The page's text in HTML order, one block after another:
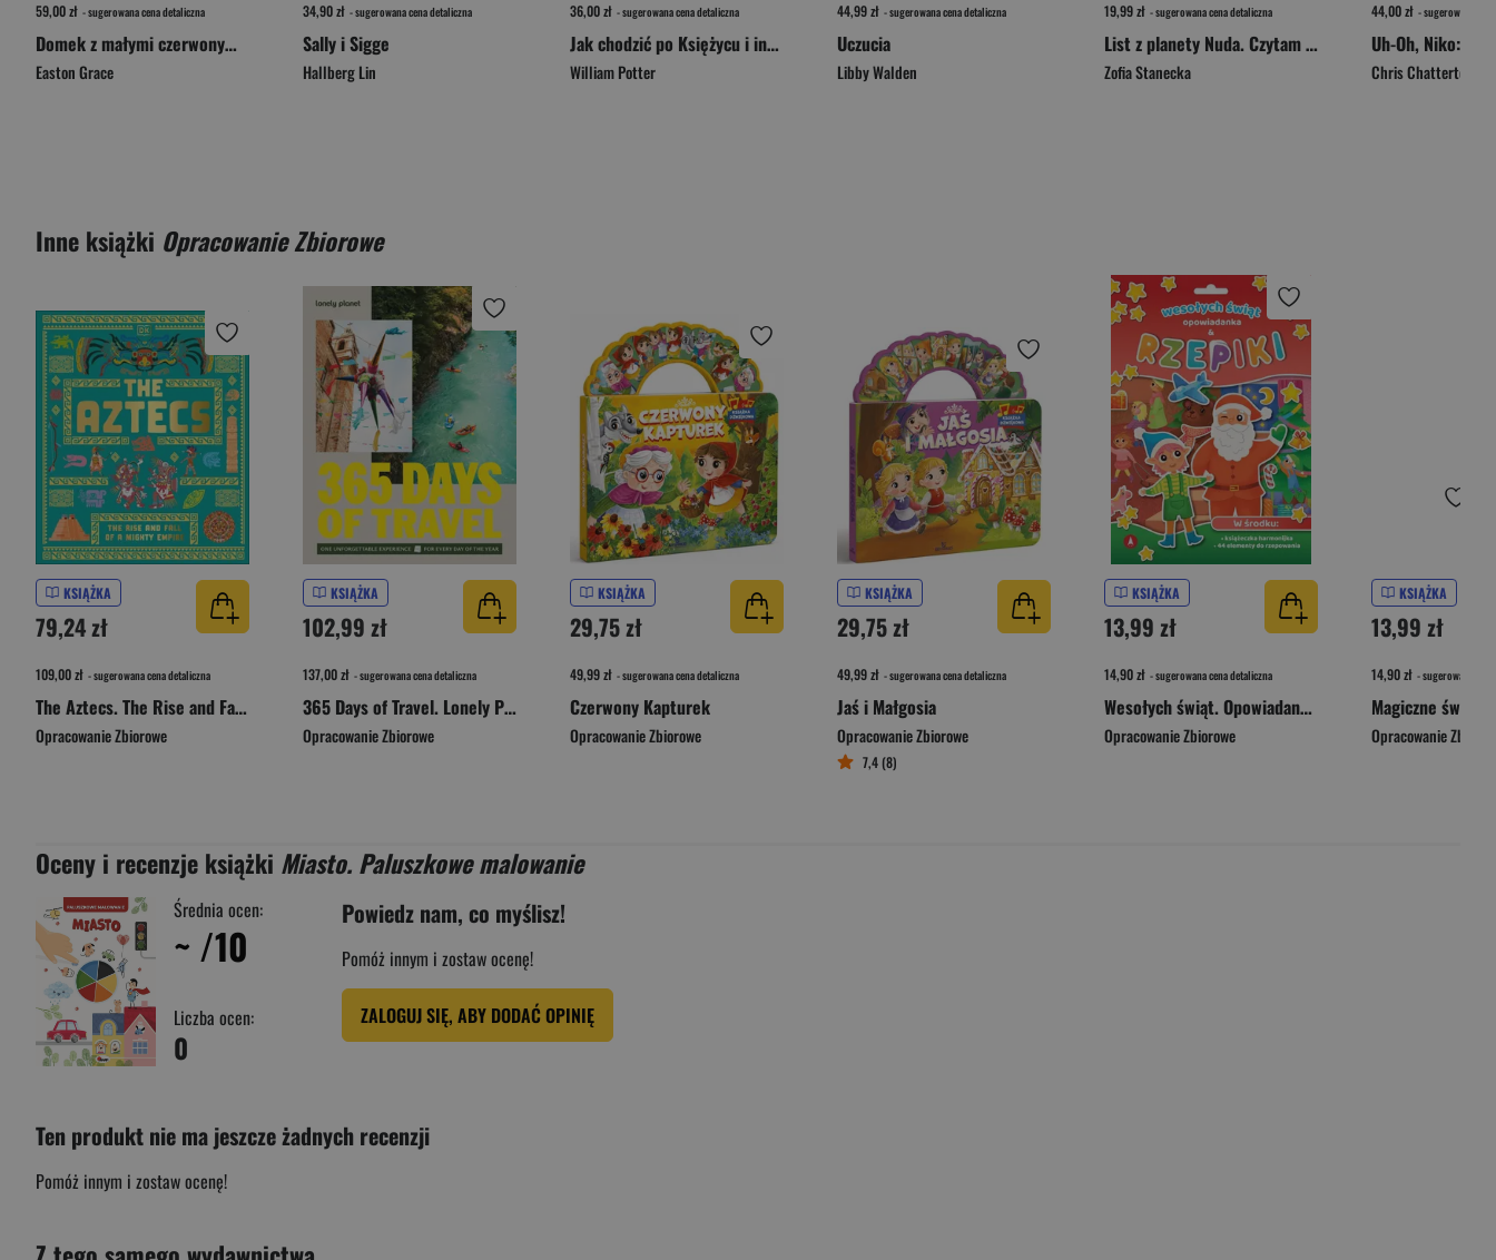
59,00 zł - sugerowana cena detaliczna
Domek z małymi czerwonymi drzwiami
Easton Grace
34,90 zł - sugerowana cena detaliczna
Sally i Sigge
Hallberg Lin
36,00 zł - sugerowana cena detaliczna
Jak chodzić po Księżycu i inne sekrety fizyki
William Potter
44,99 zł - sugerowana cena detaliczna
Uczucia
Libby Walden
19,99 zł - sugerowana cena detaliczna
List z planety Nuda. Czytam sobie. Poziom 1
Zofia Stanecka
44,00 zł - sugerowana
Uh-Oh, Niko:
Chris Chatterton
Inne książki Opracowanie Zbiorowe
KSIĄŻKA
79,24 zł
109,00 zł - sugerowana cena detaliczna
The Aztecs. The Rise and Fall of a Mighty Empire
Opracowanie Zbiorowe
KSIĄŻKA
102,99 zł
137,00 zł - sugerowana cena detaliczna
365 Days of Travel. Lonely Planet
Opracowanie Zbiorowe
KSIĄŻKA
29,75 zł
49,99 zł - sugerowana cena detaliczna
Czerwony Kapturek
Opracowanie Zbiorowe
KSIĄŻKA
29,75 zł
49,99 zł - sugerowana cena detaliczna
Jaś i Małgosia
Opracowanie Zbiorowe
7,4 (8)
KSIĄŻKA
13,99 zł
14,90 zł - sugerowana cena detaliczna
Wesołych świąt. Opowiadanka & rzepiki
Opracowanie Zbiorowe
KSIĄŻKA
13,99 zł
14,90 zł - sugerowana
Opracowanie
Oceny i recenzje książki Miasto. Paluszkowe malowanie
Średnia ocen:
~ /10
Liczba ocen:
0
Powiedz nam, co myślisz!
Pomóż innym i zostaw ocenę!
ZALOGUJ SIĘ, ABY DODAĆ OPINIĘ
Ten produkt nie ma jeszcze żadnych recenzji
Pomóż innym i zostaw ocenę!